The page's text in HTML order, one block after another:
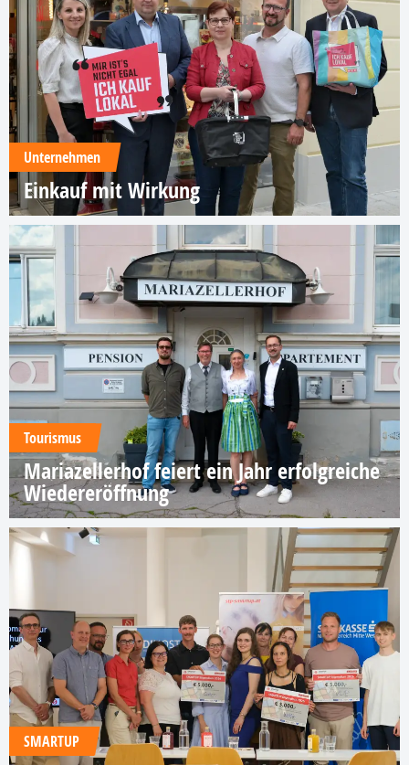
Unternehmen
Einkauf mit Wirkung
Tourismus
Mariazellerhof feiert ein Jahr erfolgreiche
Wiedereröffnung
SMARTUP